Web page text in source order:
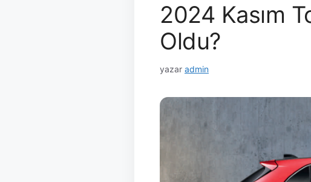
2024 Kasım
Oldu?
yazar admin